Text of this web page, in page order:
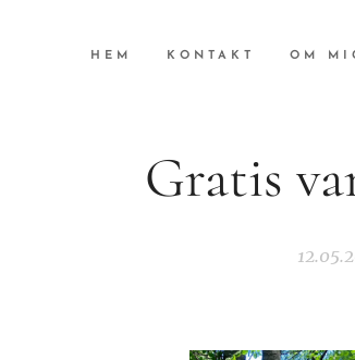
HEM KONTAKT OM
Gratis